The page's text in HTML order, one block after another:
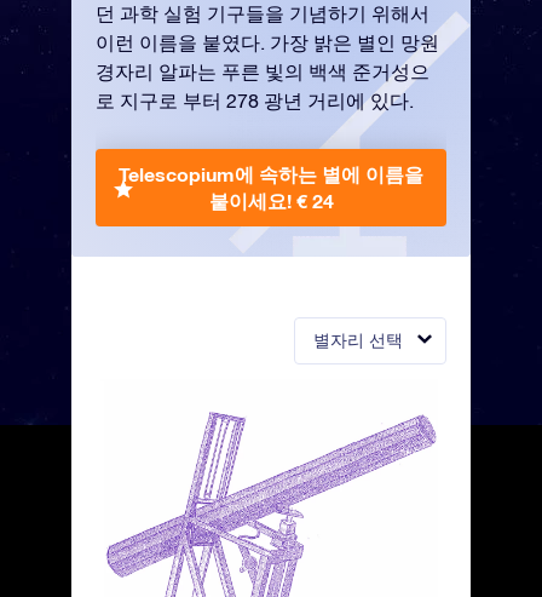
별자리 선택
던 과학 실험 기구들을 기념하기 위해서
이런 이름을 붙였다. 가장 밝은 별인 망원
경자리 알파는 푸른 빛의 백색 준거성으
로 지구로 부터 278 광년 거리에 있다.
Telescopium에 속하는 별에 이름을
붙이세요! € 24